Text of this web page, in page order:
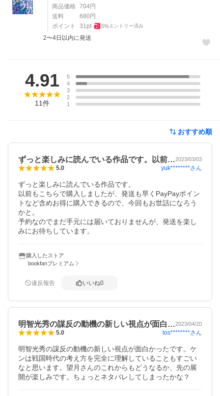
商品価格 704円
送料
680円
ポイント
31 pt 5%エントリー済み
2〜4日以内に発送
4.91
11件
5
4
3
2
1
おすすめ順
ずっと楽しみに読んでいる作品です。以前…2023/03/03
5.0 yuk********さん
ずっと楽しみに読んでいる作品です。
以前もこちらで購入しましたが、発送も早くPayPayポイン
トなど含めお得に購入できるので、今回もお世話になろう
かと。
予約なのでまだ手元には届いておりませんが、発送を楽し
みにお待ちしています。
購入したストア
bookfanプレミアム
違反報告 いいね0
明智光秀の謀反の動機の新しい視点が面白…2023/04/20
5.0 tos********さん
明智光秀の謀反の動機の新しい視点が面白かったです。ケ
ンは戦国時代の考え方を完全に理解していることもすごい
なと思います。望月さんのこれからもどうなるか、先の展
開が楽しみです。ちょっとネタバレしてしまったかな？